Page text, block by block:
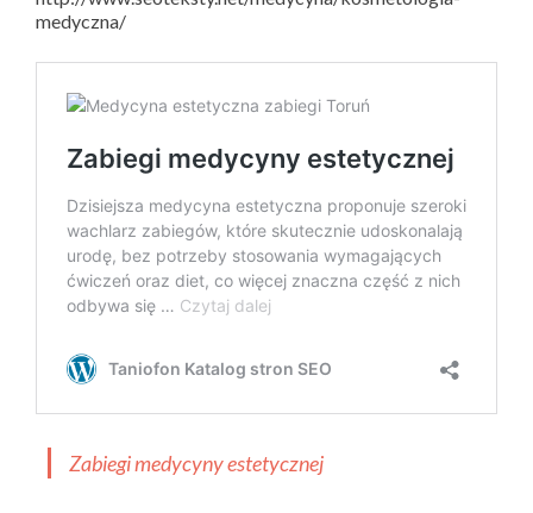
medyczna/
Zabiegi medycyny estetycznej